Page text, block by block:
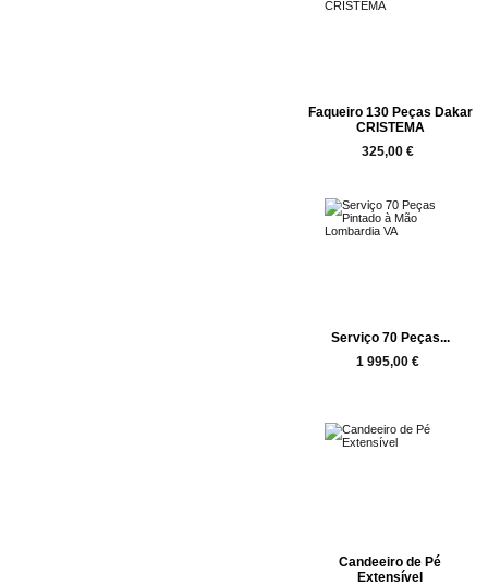
Faqueiro 130 Peças Dakar
CRISTEMA
325,00 €
Serviço 70 Peças...
1 995,00 €
Candeeiro de Pé
Extensível